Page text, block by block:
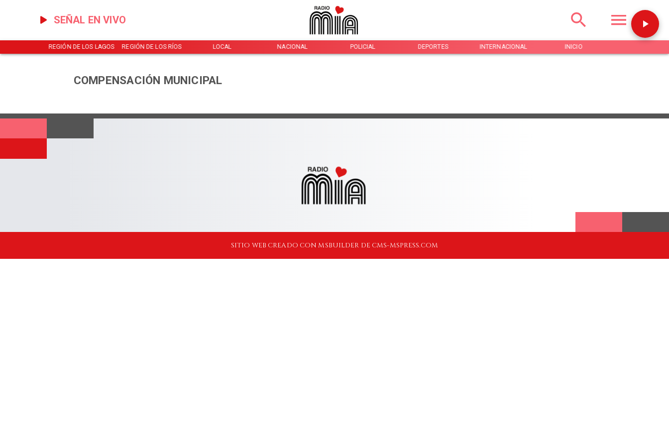
SEÑAL EN VIVO
REGIÓN DE LOS LAGOS REGIÓN DE LOS RÍOS LOCAL NACIONAL POLICIAL DEPORTES INTERNACIONAL INICIO
COMPENSACIÓN MUNICIPAL
SITIO WEB CREADO CON MSBUILDER DE CMS-MSPRESS.COM